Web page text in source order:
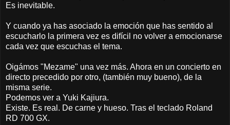
Es inevitable.
Y cuando ya has asociado la emoción que has sentido al
escucharlo la primera vez es difícil no volver a emocionarse
cada vez que escuchas el tema.
Oigámos "Mezame" una vez más. Ahora en un concierto en
directo precedido por otro, (también muy bueno), de la
misma serie.
Podemos ver a Yuki Kajiura.
Existe. Es real. De carne y hueso. Tras el teclado Roland
RD 700 GX.